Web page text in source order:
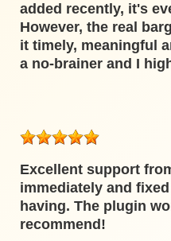
added recently, it's
However, the real
it timely, meaningful
a no-brainer and I
Excellent support
immediately and
having. The plugin
recommend!